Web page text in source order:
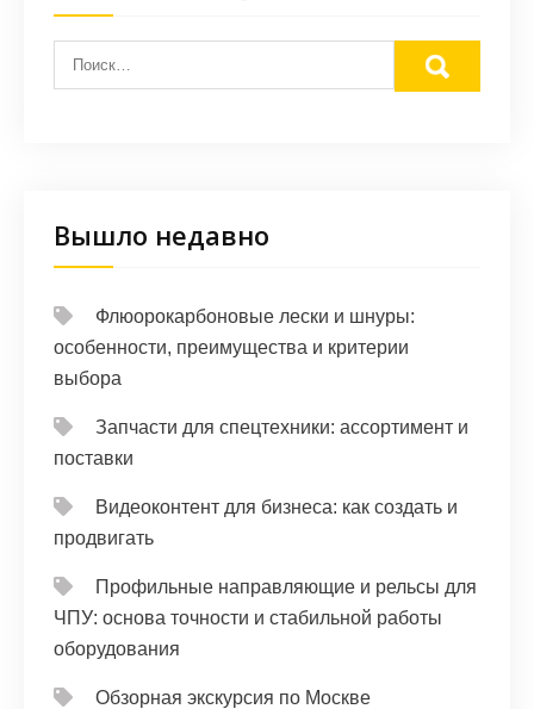
Вышло недавно
Флюорокарбоновые лески и шнуры:
особенности, преимущества и критерии
выбора
Запчасти для спецтехники: ассортимент и
поставки
Видеоконтент для бизнеса: как создать и
продвигать
Профильные направляющие и рельсы для
ЧПУ: основа точности и стабильной работы
оборудования
Обзорная экскурсия по Москве